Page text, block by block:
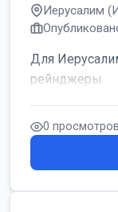
Иерусалим
Для
рейнджеры
0 просмотров